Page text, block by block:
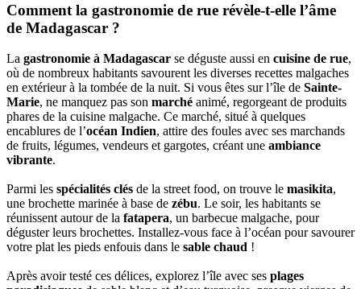
Comment la gastronomie de rue révèle-t-elle l’âme
de Madagascar ?
La gastronomie à Madagascar se déguste aussi en cuisine de rue,
où de nombreux habitants savourent les diverses recettes malgaches
en extérieur à la tombée de la nuit. Si vous êtes sur l’île de Sainte-
Marie, ne manquez pas son marché animé, regorgeant de produits
phares de la cuisine malgache. Ce marché, situé à quelques
encablures de l’océan Indien, attire des foules avec ses marchands
de fruits, légumes, vendeurs et gargotes, créant une ambiance
vibrante.
Parmi les spécialités clés de la street food, on trouve le masikita,
une brochette marinée à base de zébu. Le soir, les habitants se
réunissent autour de la fatapera, un barbecue malgache, pour
déguster leurs brochettes. Installez-vous face à l’océan pour savourer
votre plat les pieds enfouis dans le sable chaud !
Après avoir testé ces délices, explorez l’île avec ses plages